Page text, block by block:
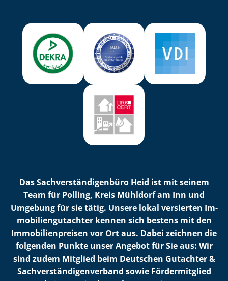
Das Sach­ver­stän­di­gen­bü­ro Heid ist mit seinem
Team für Polling, Kreis Mühldorf am Inn und
Umgebung für sie tätig. Unsere lokal versierten Im­
mo­bi­li­en­gut­ach­ter kennen sich bestens mit den
Im­mo­bi­li­en­prei­sen vor Ort aus. Dabei zeichnen die
folgenden Punkte unser Angebot für Sie aus: Wir
sind zudem Mitglied beim Deutschen Gutachter &
Sach­ver­stän­di­gen­ver­band sowie Fördermitglied